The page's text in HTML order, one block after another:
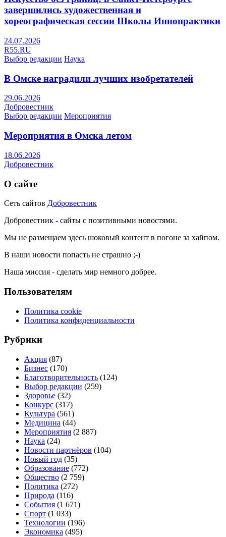
завершились художественная и
хореографическая сессии Школы Иннопрактики
24.07.2026
R55.RU
Выбор редакции Наука
В Омске наградили лучших изобретателей
29.06.2026
Добровестник
Выбор редакции Мероприятия
Мероприятия в Омска летом
18.06.2026
Добровестник
О сайте
Сеть сайтов Добровестник
Добровестник - сайты с позитивными новостями.
Мы не размещаем здесь шоковый контент в погоне за хайпом.
В наши новости попасть не страшно ;-)
Наша миссия - сделать мир немного добрее.
Пользователям
Политика cookie
Политика конфиденциальности
Рубрики
Акция (87)
Бизнес (170)
Благотворительность (124)
Выбор редакции (259)
Здоровье (32)
Конкурс (317)
Культура (561)
Медицина (44)
Мероприятия (2 887)
Наука (24)
Новости партнёров (104)
Новый год (35)
Образование (772)
Общество (2 759)
Политика (272)
Природа (116)
События (1 671)
Спорт (1 033)
Технологии (196)
Экономика (495)